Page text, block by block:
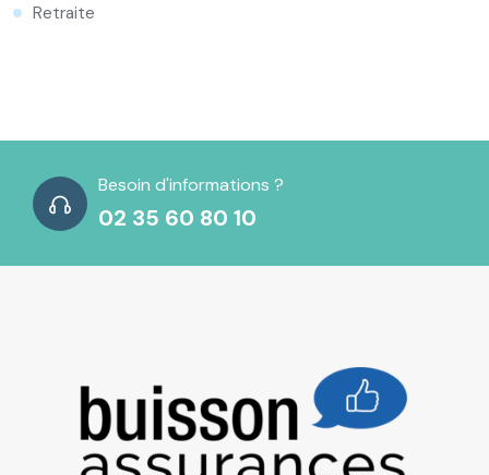
Retraite
Besoin d'informations ?
02 35 60 80 10